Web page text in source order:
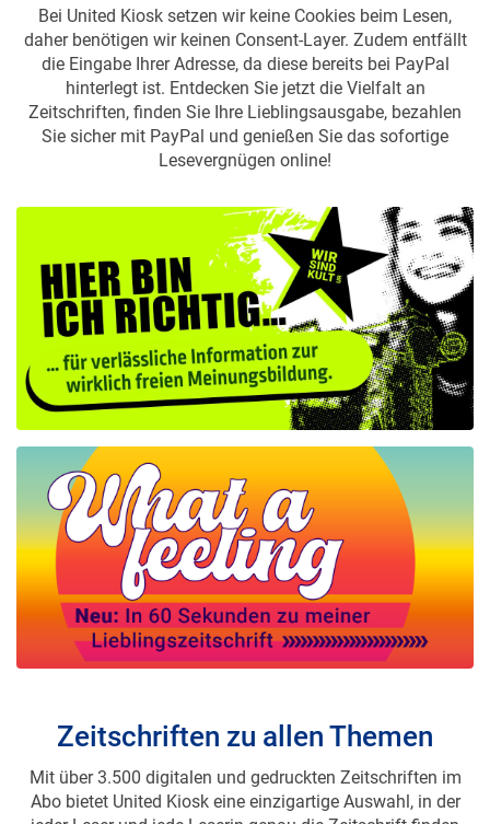
Bei United Kiosk setzen wir keine Cookies beim Lesen,
daher benötigen wir keinen Consent-Layer. Zudem entfällt
die Eingabe Ihrer Adresse, da diese bereits bei PayPal
hinterlegt ist. Entdecken Sie jetzt die Vielfalt an
Zeitschriften, finden Sie Ihre Lieblingsausgabe, bezahlen
Sie sicher mit PayPal und genießen Sie das sofortige
Lesevergnügen online!
Zeitschriften zu allen Themen
Mit über 3.500 digitalen und gedruckten Zeitschriften im
Abo bietet United Kiosk eine einzigartige Auswahl, in der